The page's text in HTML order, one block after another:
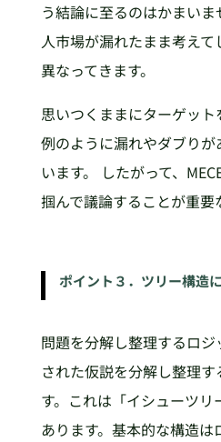
う結論に至るのはかまい
人市場が漏れたまま考え
異なってきます。
思いつくままにターゲッ
例のように漏れやダブり
います。 したがって、
掴んで議論することが重要
ポイント３．ツリー構造
問題を分解し整理するロ
された仮説を分解し整理
す。これは「イシューツ
あります。基本的な構造